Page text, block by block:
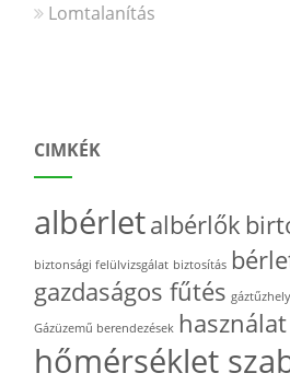
Lomtalanítás
CIMKÉK
albérletalbérlők
biztonsági felülvizsgálat biztosítás
gazdaságos fűtés gáztűzhely
Gázüzemű berendezések
hőmérséklet